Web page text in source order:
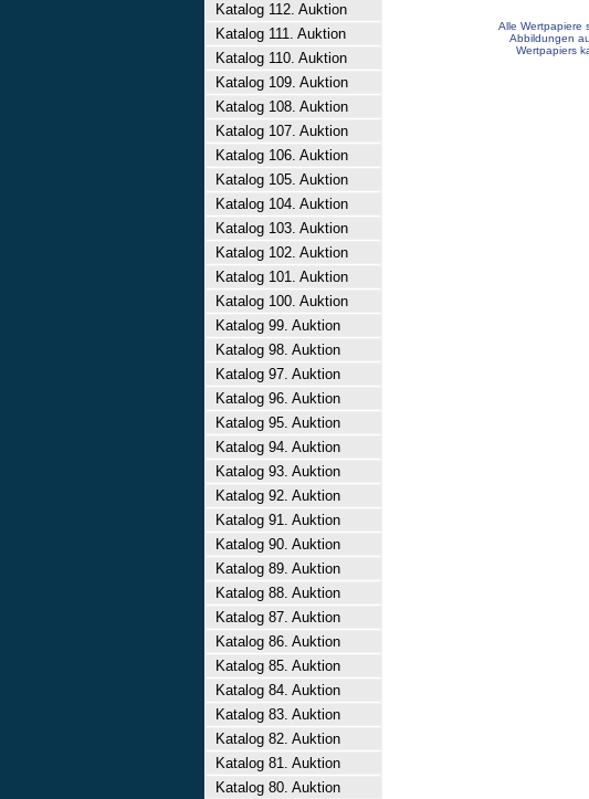
Katalog 112. Auktion
Katalog 111. Auktion
Katalog 110. Auktion
Katalog 109. Auktion
Katalog 108. Auktion
Katalog 107. Auktion
Katalog 106. Auktion
Katalog 105. Auktion
Katalog 104. Auktion
Katalog 103. Auktion
Katalog 102. Auktion
Katalog 101. Auktion
Katalog 100. Auktion
Katalog 99. Auktion
Katalog 98. Auktion
Katalog 97. Auktion
Katalog 96. Auktion
Katalog 95. Auktion
Katalog 94. Auktion
Katalog 93. Auktion
Katalog 92. Auktion
Katalog 91. Auktion
Katalog 90. Auktion
Katalog 89. Auktion
Katalog 88. Auktion
Katalog 87. Auktion
Katalog 86. Auktion
Katalog 85. Auktion
Katalog 84. Auktion
Katalog 83. Auktion
Katalog 82. Auktion
Katalog 81. Auktion
Katalog 80. Auktion
Alle Wertpapiere
Abbildungen
Wertpapiers